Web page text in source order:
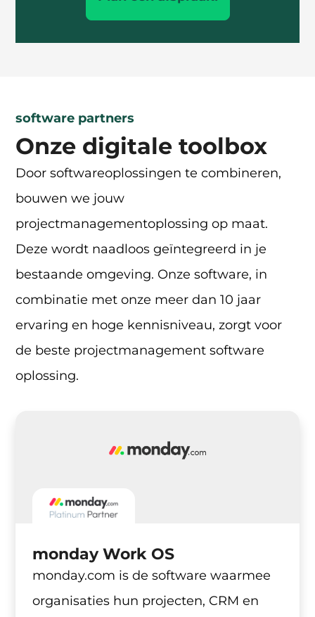
software partners
Onze digitale toolbox
Door softwareoplossingen te combineren,
bouwen we jouw
projectmanagementoplossing op maat.
Deze wordt naadloos geïntegreerd in je
bestaande omgeving. Onze software, in
combinatie met onze meer dan 10 jaar
ervaring en hoge kennisniveau, zorgt voor
de beste projectmanagement software
oplossing.
monday Work OS
monday.com is de software waarmee
organisaties hun projecten, CRM en